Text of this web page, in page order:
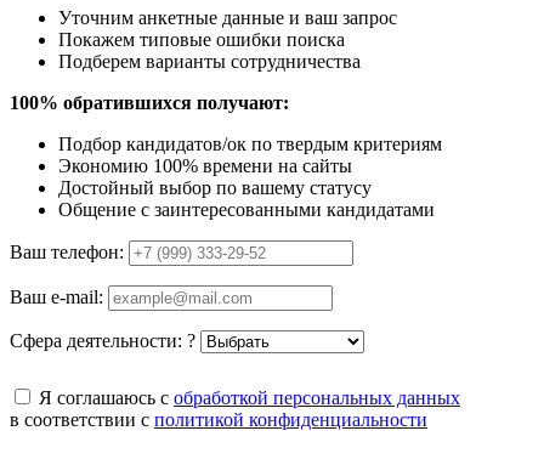
Уточним анкетные данные и ваш запрос
Покажем типовые ошибки поиска
Подберем варианты сотрудничества
100% обратившихся получают:
Подбор кандидатов/ок по твердым критериям
Экономию 100% времени на сайты
Достойный выбор по вашему статусу
Общение с заинтересованными кандидатами
Ваш телефон:
Ваш e-mail:
Сфера деятельности: ?
Я соглашаюсь с обработкой персональных данных
в соответствии с политикой конфиденциальности